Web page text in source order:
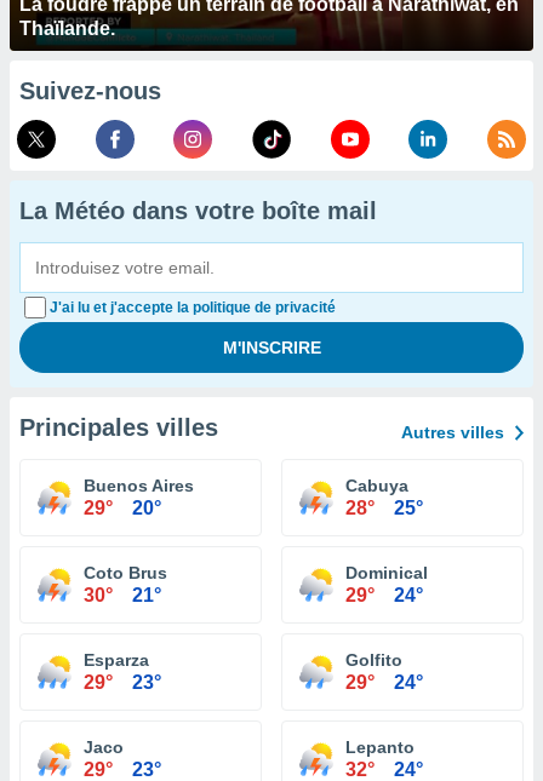
La foudre frappe un terrain de football à Narathiwat, en
Thaïlande.
Suivez-nous
La Météo dans votre boîte mail
J'ai lu et j'accepte la politique de privacité
Principales villes Autres villes
Buenos Aires
29° 20°
Cabuya
28° 25°
Coto Brus
30° 21°
Dominical
29° 24°
Esparza
29° 23°
Golfito
29° 24°
Jaco
29° 23°
Lepanto
32° 24°